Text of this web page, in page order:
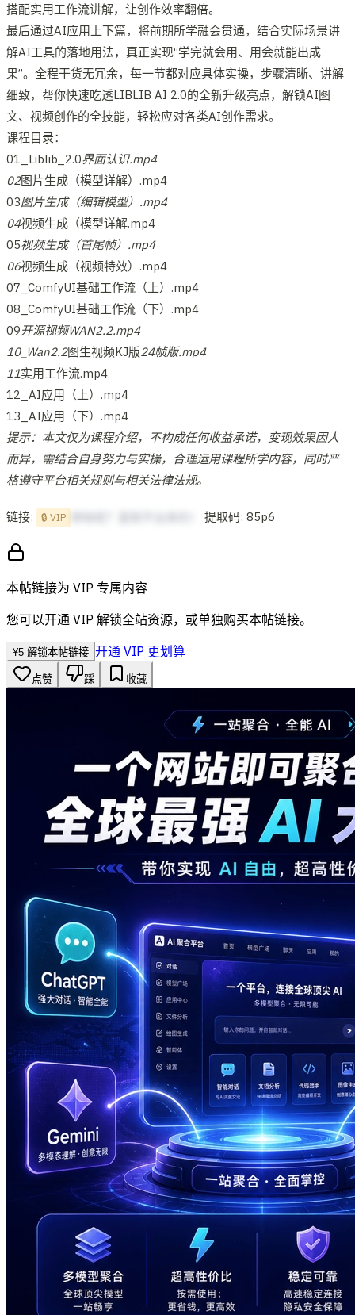
搭配实用工作流讲解，让创作效率翻倍。​
最后通过AI应用上下篇，将前期所学融会贯通，结合实际场景讲
解AI工具的落地用法，真正实现“学完就会用、用会就能出成
果”。全程干货无冗余，每一节都对应具体实操，步骤清晰、讲解
细致，帮你快速吃透LIBLIB AI 2.0的全新升级亮点，解锁AI图
文、视频创作的全技能，轻松应对各类AI创作需求。
课程目录：
01_Liblib_2.0界面认识.mp4
02图片生成（模型详解）.mp4
03图片生成（编辑模型）.mp4
04视频生成（模型详解.mp4
05视频生成（首尾帧）.mp4
06视频生成（视频特效）.mp4
07_ComfyUI基础工作流（上）.mp4
08_ComfyUI基础工作流（下）.mp4
09开源视频WAN2.2.mp4
10_Wan2.2图生视频KJ版24帧版.mp4
11实用工作流.mp4
12_AI应用（上）.mp4
13_AI应用（下）.mp4
提示：本文仅为课程介绍，不构成任何收益承诺，变现效果因人
而异，需结合自身努力与实操，合理运用课程所学内容，同时严
格遵守平台相关规则与相关法律法规。
链接: 🔒 VIP 提取码: 85p6
本帖链接为 VIP 专属内容
您可以开通 VIP 解锁全站资源，或单独购买本帖链接。
¥5 解锁本帖链接 开通 VIP 更划算
点赞 踩 收藏